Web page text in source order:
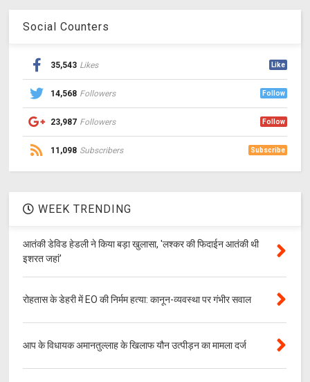
Social Counters
35,543 Likes Like
14,568 Followers Follow
23,987 Followers Follow
11,098 Subscribers Subscribe
WEEK TRENDING
आतंकी डेविड हेडली ने किया बड़ा खुलासा, 'लश्‍कर की फिदाईन आतंकी थी
इशरत जहां'
रोहतास के डेहरी में EO की निर्मम हत्या: कानून-व्यवस्था पर गंभीर सवाल
आप के विधायक अमानतुल्लाह के खिलाफ यौन उत्पीड़न का मामला दर्ज